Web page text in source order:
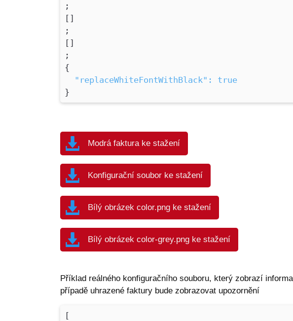
;
[]
;
[]
;
{
"replaceWhiteFontWithBlack": true
}
Modrá faktura ke stažení
Konfigurační soubor ke stažení
Bílý obrázek color.png ke stažení
Bílý obrázek color-grey.png ke stažení
Příklad reálného konfiguračního souboru, který zobrazí
případě uhrazené faktury bude zobrazovat upozornění
[